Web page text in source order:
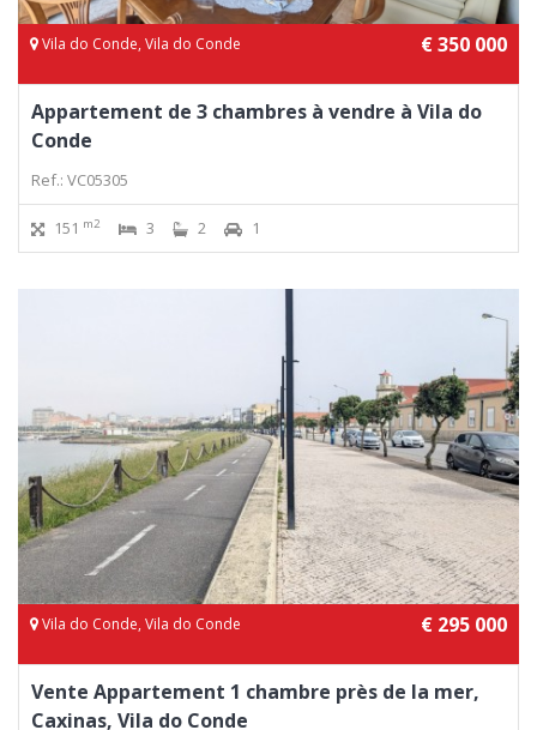
Vila do Conde, Vila do Conde € 350 000
Appartement de 3 chambres à vendre à Vila do
Conde
Ref.: VC05305
151 m2 3 2 1
Vila do Conde, Vila do Conde € 295 000
Vente Appartement 1 chambre près de la mer,
Caxinas, Vila do Conde